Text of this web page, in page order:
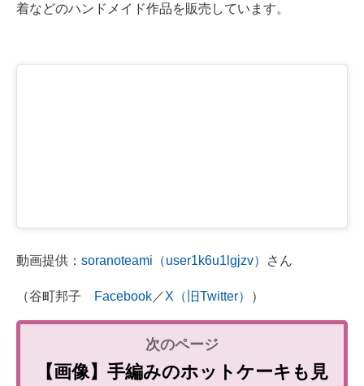
着などのハンドメイド作品を販売しています。
動画提供： soranoteami（user1k6u1lgjzv） さん
（谷町邦子 Facebook ／X（旧Twitter） ）
【画像】手編みのホットケーキも見